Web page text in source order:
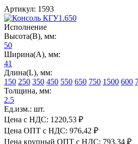
Артикул: 1593
Исполнение
Высота(В), мм:
50
Ширина(А), мм:
41
Длина(L), мм:
150 250 350 450 550 650 750 1500 600
Толщина, мм:
2.5
Ед.изм.: шт.
Цена с НДС: 1220,53 ₽
Цена ОПТ с НДС: 976,42 ₽
Цена крупный ОПТ с НДС: 793,34 ₽